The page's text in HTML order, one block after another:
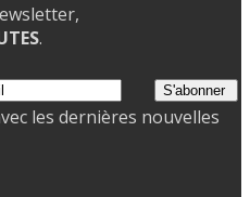
.
les dernières nouvelles